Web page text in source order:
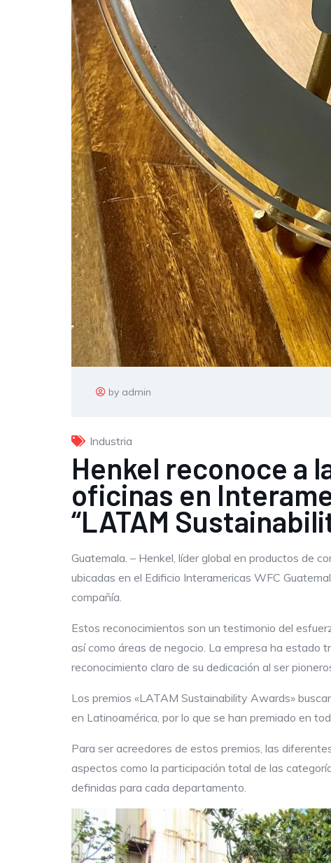
by admin
Industria
Henkel reconoce a
oficinas en
“LATAM
Guatemala. – Henkel, líder global en productos de
ubicadas en el Edificio Interamericas WFC
compañía.
Estos reconocimientos son un testimonio del
así como áreas de negocio. La empresa ha estado
reconocimiento claro de su dedicación al ser
Los premios «LATAM Sustainability Awards»
en Latinoamérica, por lo que se han premiado en
Para ser acreedores de estos premios, las
aspectos como la participación total de las
definidas para cada departamento.